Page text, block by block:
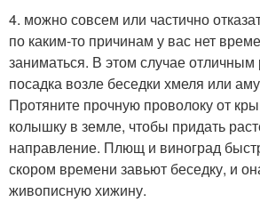
4. можно совсем или частично
по каким-то причинам у вас нет
заниматься. В этом случае
посадка возле беседки хмеля или
Протяните прочную проволоку от
колышку в земле, чтобы придать
направление. Плющ и виноград
скором времени завьют беседку, и
живописную хижину.